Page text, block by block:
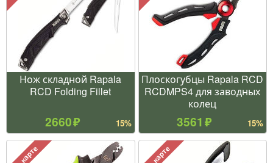
Нож складной Rapala
RCD Folding Fillet
2660 15%
Плоскогубцы Rapala RCD
RCDMPS4 для заводных
колец
3561 15%